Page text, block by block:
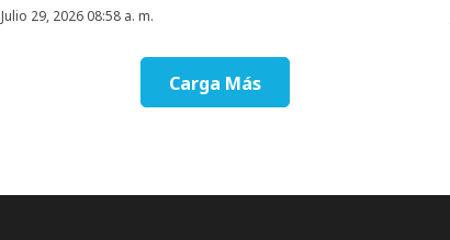
Julio 29, 2026 08:58 a. m.
Carga Más